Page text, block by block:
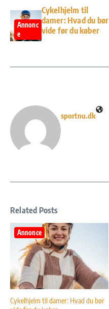
Annonc
e
Cykelhjelm til
damer: Hvad du bør
vide før du køber
sportnu.dk
Related Posts
Annonce
Cykelhjelm til damer: Hvad du bør